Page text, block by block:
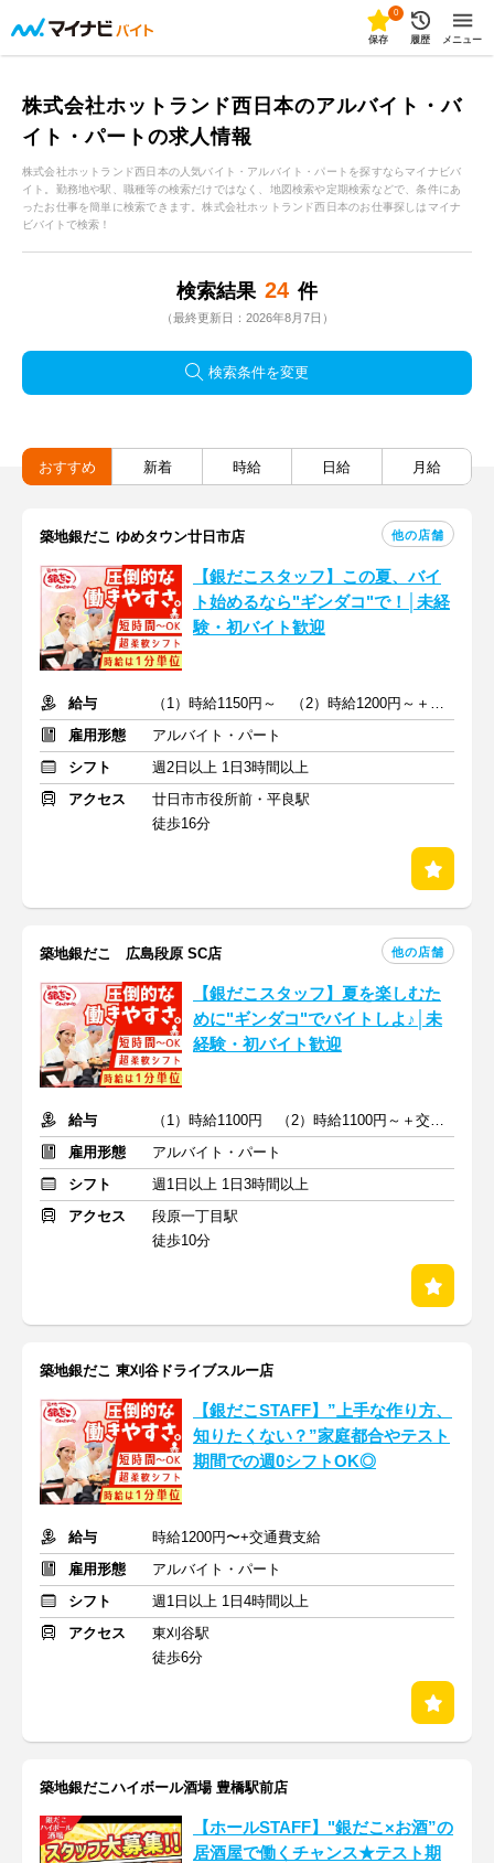
0
保存 履歴 メニュー
株式会社ホットランド西日本のアルバイト・バ
イト・パートの求人情報
株式会社ホットランド西日本の人気バイト・アルバイト・パートを探すならマイナビバ
イト。勤務地や駅、職種等の検索だけではなく、地図検索や定期検索などで、条件にあ
ったお仕事を簡単に検索できます。株式会社ホットランド西日本のお仕事探しはマイナ
ビバイトで検索！
検索結果 24 件
（最終更新日：2026年8月7日）
検索条件を変更
おすすめ 新着 時給 日給 月給
築地銀だこ ゆめタウン廿日市店 他の店舗
【銀だこスタッフ】この夏、バイ
ト始めるなら"ギンダコ"で！│未経
験・初バイト歓迎
給与
（1）時給1150円～ （2）時給1200円～＋交通費支給
雇用形態
アルバイト・パート
シフト
週2日以上 1日3時間以上
アクセス
廿日市市役所前・平良駅
徒歩16分
築地銀だこ 広島段原 SC店 他の店舗
【銀だこスタッフ】夏を楽しむた
めに"ギンダコ"でバイトしよ♪│未
経験・初バイト歓迎
給与
（1）時給1100円 （2）時給1100円～＋交通費支給
雇用形態
アルバイト・パート
シフト
週1日以上 1日3時間以上
アクセス
段原一丁目駅
徒歩10分
築地銀だこ 東刈谷ドライブスルー店
【銀だこSTAFF】”上手な作り方、
知りたくない？”家庭都合やテスト
期間での週0シフトOK◎
給与
時給1200円〜+交通費支給
雇用形態
アルバイト・パート
シフト
週1日以上 1日4時間以上
アクセス
東刈谷駅
徒歩6分
築地銀だこハイボール酒場 豊橋駅前店
【ホールSTAFF】"銀だこ×お酒”の
居酒屋で働くチャンス★テスト期